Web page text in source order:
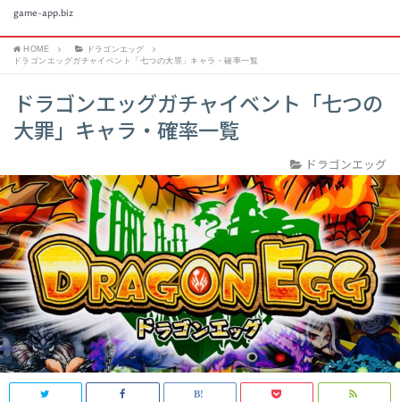
game-app.biz
HOME
ドラゴンエッグ
ドラゴンエッグガチャイベント「七つの大罪」キャラ・確率一覧
ドラゴンエッグガチャイベント「七つの
大罪」キャラ・確率一覧
ドラゴンエッグ